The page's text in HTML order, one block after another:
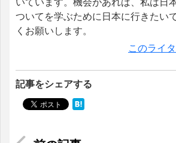
ついてを学ぶために日本に行きたい
くお願いします。
このライ
記事をシェアする